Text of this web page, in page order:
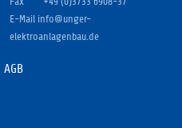
E-Mail info@unger-
elektroanlagenbau.de
AGB